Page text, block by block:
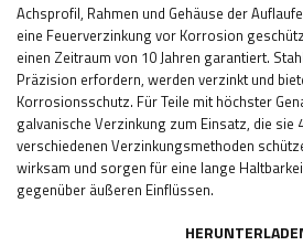
Achsprofil, Rahmen und Gehäuse der
eine Feuerverzinkung vor Korrosion
einen Zeitraum von 10 Jahren garantiert.
Präzision erfordern, werden verzinkt und
Korrosionsschutz. Für Teile mit höchster
galvanische Verzinkung zum Einsatz, die sie
verschiedenen Verzinkungsmethoden
wirksam und sorgen für eine lange
gegenüber äußeren Einflüssen.